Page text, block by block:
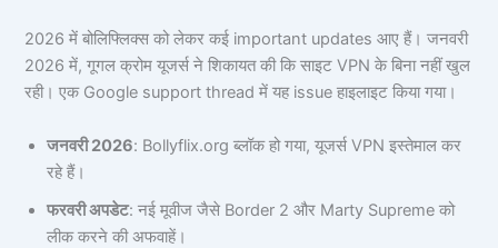
2026 में बोलिफ्लिक्स को लेकर कई important updates आए हैं। जनवरी
2026 में, गूगल क्रोम यूजर्स ने शिकायत की कि साइट VPN के बिना नहीं खुल
रही। एक Google support thread में यह issue हाइलाइट किया गया।
जनवरी 2026: Bollyflix.org ब्लॉक हो गया, यूजर्स VPN इस्तेमाल कर
रहे हैं।
फरवरी अपडेट: नई मूवीज जैसे Border 2 और Marty Supreme को
लीक करने की अफवाहें।